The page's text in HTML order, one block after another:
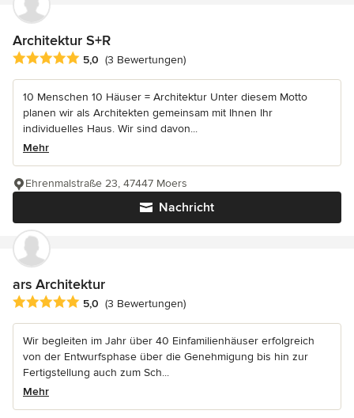
Architektur S+R
Durchschnittliche Bewertung: 5 von 5 Sternen
5,0 (3 Bewertungen)
10 Menschen 10 Häuser = Architektur Unter diesem Motto
planen wir als Architekten gemeinsam mit Ihnen Ihr
individuelles Haus. Wir sind davon...
Mehr
Nachricht
Ehrenmalstraße 23, 47447 Moers
ars Architektur
Durchschnittliche Bewertung: 5 von 5 Sternen
5,0 (3 Bewertungen)
Wir begleiten im Jahr über 40 Einfamilienhäuser erfolgreich
von der Entwurfsphase über die Genehmigung bis hin zur
Fertigstellung auch zum Sch...
Mehr